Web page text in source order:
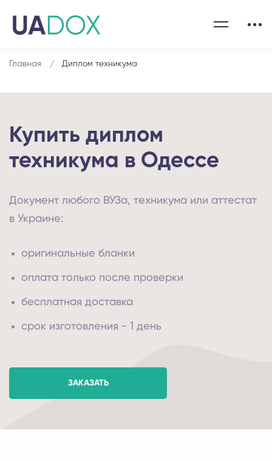
Главная Диплом техникума
Купить диплом
техникума в Одессе
Документ любого ВУЗа, техникума или аттестат
в Украине:
оригинальные бланки
оплата только после проверки
бесплатная доставка
срок изготовления - 1 день
ЗАКАЗАТЬ